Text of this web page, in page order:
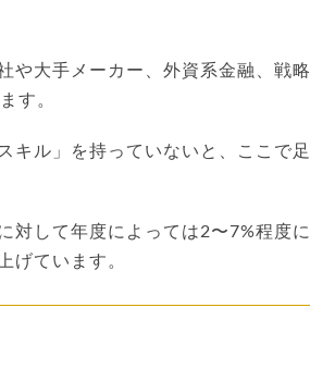
や大手メーカー、外資系金融、戦略
す。
キル」を持っていないと、ここで足
対して年度によっては2〜7%程度に
げています。